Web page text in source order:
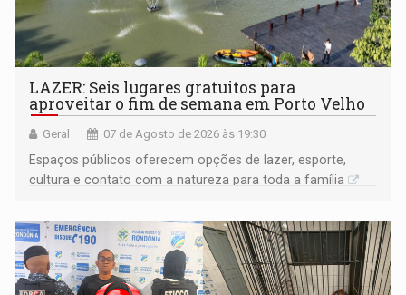
LAZER: Seis lugares gratuitos para
aproveitar o fim de semana em Porto Velho
Geral 07 de Agosto de 2026 às 19:30
Espaços públicos oferecem opções de lazer, esporte,
cultura e contato com a natureza para toda a família